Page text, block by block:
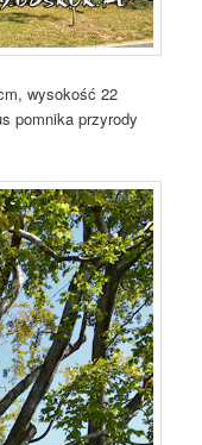
wysokość 22
pomnika przyrody